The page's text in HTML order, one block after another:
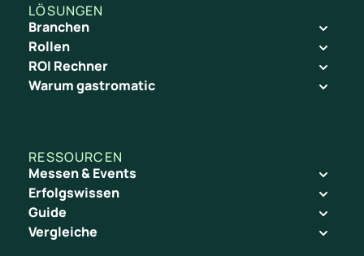
Mehr zur Lohnabrechnung
LÖSUNGEN
Branchen
Rollen
ROI Rechner
Warum gastromatic
RESSOURCEN
Messen & Events
Erfolgswissen
Guide
Vergleiche